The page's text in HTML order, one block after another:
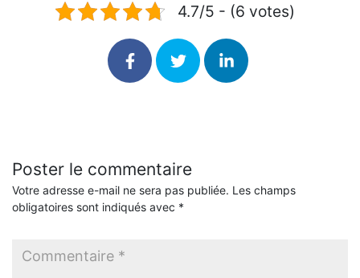
4.7/5 - (6 votes)
Poster le commentaire
Votre adresse e-mail ne sera pas publiée. Les champs
obligatoires sont indiqués avec *